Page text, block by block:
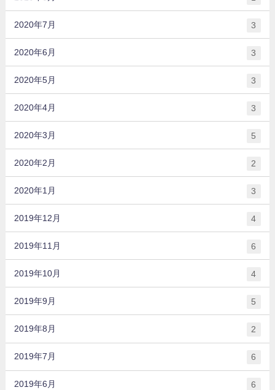
2020年7月 3
2020年6月 3
2020年5月 3
2020年4月 3
2020年3月 5
2020年2月 2
2020年1月 3
2019年12月 4
2019年11月 6
2019年10月 4
2019年9月 5
2019年8月 2
2019年7月 6
2019年6月 6